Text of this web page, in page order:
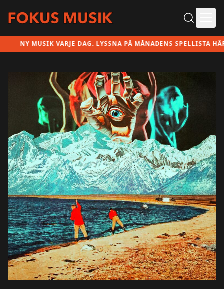
NY MUSIK VARJE DAG. LYSSNA PÅ MÅNADENS SPELLISTA HÄR!